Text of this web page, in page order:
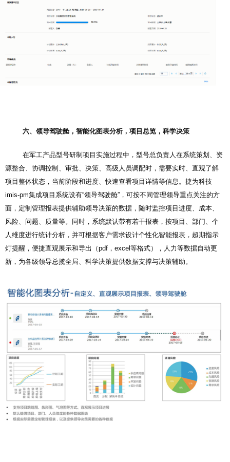
六、领导驾驶舱，智能化图表分析，项目总览，科学决策
在军工产品型号研制项目实施过程中，型号总负责人在系统策划、资
源整合、协调控制、审批、决策、高级人员调配时，需要实时、直观了解
项目整体状态，当前阶段和进度、快速查看项目详情等信息。捷为科技
imis-pm集成项目系统设有“领导驾驶舱”，可按不同管理领导重点关注的方
面，定制管理报表提供辅助领导决策的数据，随时监控项目进度、成本、
风险、问题、质量等。同时，系统默认带有若干报表，按项目、部门、个
人维度进行统计分析，并可根据客户需求设计个性化智能报表，超期指示
灯提醒，便捷直观展示和导出（pdf，excel等格式），人力等数据自动更
新，为各级领导总揽全局、科学决策提供数据支撑与决策辅助。